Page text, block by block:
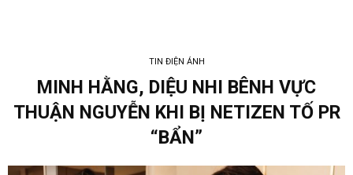
TIN ĐIỆN ẢNH
MINH HẰNG, DIỆU NHI BÊNH VỰC
THUẬN NGUYỄN KHI BỊ NETIZEN TỐ PR
“BẨN”